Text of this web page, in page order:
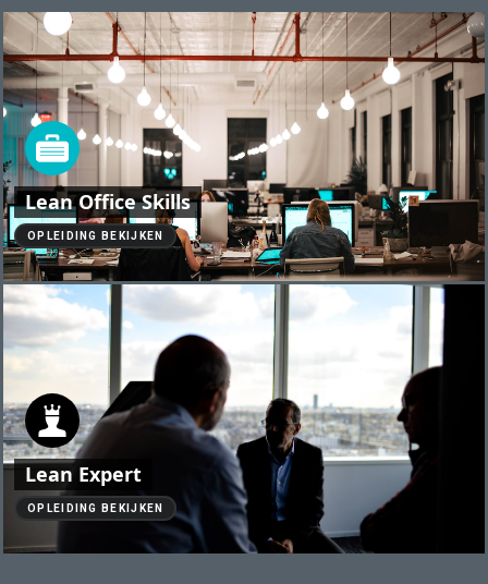
Lean Office Skills
OPLEIDING BEKIJKEN
Lean Expert
OPLEIDING BEKIJKEN